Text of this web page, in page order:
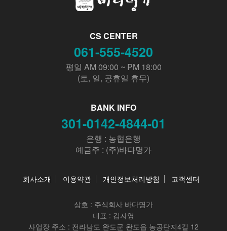
CS CENTER
061-555-4520
평일 AM 09:00 ~ PM 18:00
(토, 일, 공휴일 휴무)
BANK INFO
301-0142-4844-01
은행 : 농협은행
예금주 : (주)바다명가
회사소개 이용약관 개인정보처리방침 고객센터
상호 : 주식회사 바다명가
대표 : 김자영
사업장 주소 : 전라남도 완도군 완도읍 농공단지4길 12